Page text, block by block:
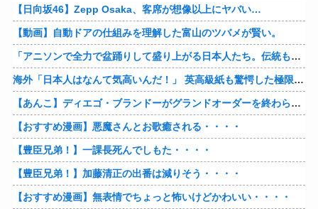
【日向坂46】Zepp Osaka、客席が想像以上にヤバい…
【動画】自動ドアの仕組みを理解した富山のツバメが賢い。
「アニソンで全力で盆踊りして盛り上がる日本人たち。伝統もオタクもこの熱量、素晴らしい」→女さんブチギレ「これを見て『日本の品格が落ちた』と思いま…
海外「日本人はなんて気高いんだ！」 英高級紙も驚愕した極限の中の日本人の姿に世界が衝撃
【あんこ】ディエゴ・ブランドーがグランドオーダーを終わらせるようです【FGO二部】 第１６６話
【おすすめ漫画】悪魔さんとお歌癒される・・・・
【豊臣兄弟！】一課長死んでしもた・・・・
【豊臣兄弟！】加藤清正の出番は減りそう・・・・
【おすすめ漫画】無表情でちょっと怖いけどかわいい・・・・